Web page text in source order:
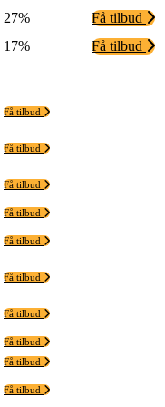
27%
Få tilbud
17%
Få tilbud
Få tilbud
Få tilbud
Få tilbud
Få tilbud
Få tilbud
Få tilbud
Få tilbud
Få tilbud
Få tilbud
Få tilbud